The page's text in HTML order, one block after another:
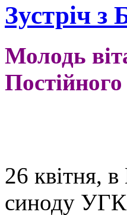
Зустріч
Молодь
26 квітня,
синоду